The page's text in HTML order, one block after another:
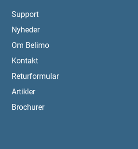
Support
Nyheder
Om Belimo
Kontakt
Returformular
Artikler
Brochurer